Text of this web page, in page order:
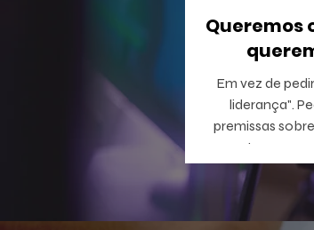
Queremos
Em vez de
liderança". Peça: "Critique minhas
premissas
perguntas que